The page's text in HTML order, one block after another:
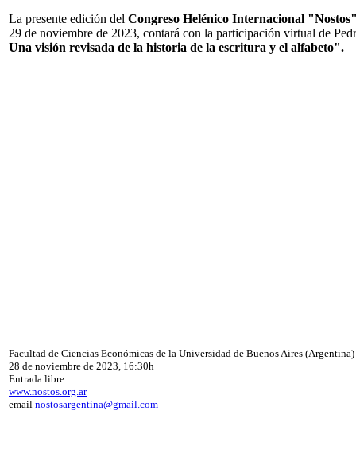
La presente edición del Congreso Helénico Internacional
29 de noviembre de 2023, contará con la participación virtual de
Una visión revisada de la historia de la escritura y el alfabeto".
Facultad de Ciencias Económicas de la Universidad de Buenos Aires (Argentina)
28 de noviembre de 2023, 16:30h
Entrada libre
www.nostos.org.ar
email nostosargentina@gmail.com